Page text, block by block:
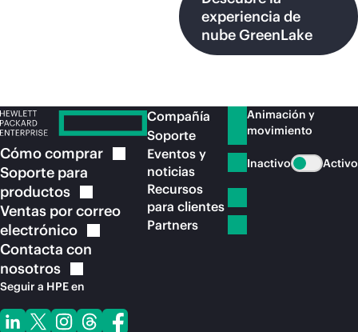
experiencia de
nube GreenLake
Cómocomprar
Soporte para
productos
Ventas por correo
electrónico
Contacta con
nosotros
Seguir a HPE en
Compañía
Soporte
Eventos y
noticias
Recursos
para clientes
Partners
Animación y
movimiento
Inactivo Activo